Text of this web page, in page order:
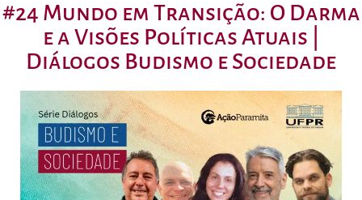
#24 Mundo em Transição: O Darma
e a Visões Políticas Atuais |
Diálogos Budismo e Sociedade